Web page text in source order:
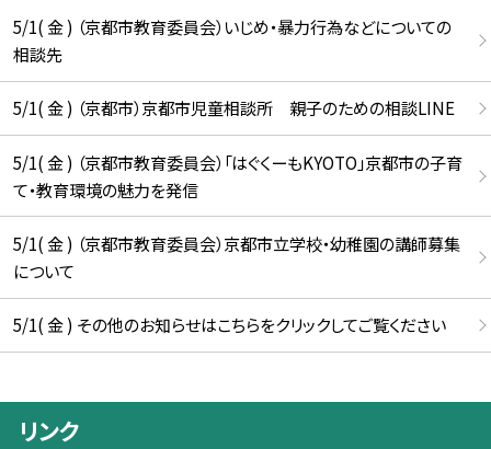
5/1( 金 ) （京都市教育委員会）いじめ・暴力行為などについての
相談先
5/1( 金 ) （京都市）京都市児童相談所 親子のための相談LINE
5/1( 金 ) （京都市教育委員会）「はぐくーもKYOTO」京都市の子育
て・教育環境の魅力を発信
5/1( 金 ) （京都市教育委員会）京都市立学校・幼稚園の講師募集
について
5/1( 金 ) その他のお知らせはこちらをクリックしてご覧ください
リンク